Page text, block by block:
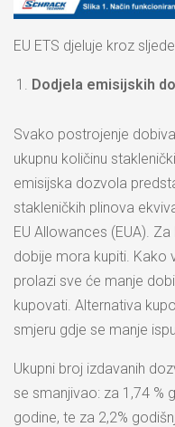
EU ETS djeluje kroz
Dodjela emisijskih
Svako postrojenje
ukupnu količinu
emisijska dozvola
stakleničkih plinova
EU Allowances (EUA).
dobije mora kupiti. Kako
prolazi sve će manje
kupovati. Alternativa
smjeru gdje se manje
Ukupni broj izdavanih
se smanjivao: za 1,74 %
godine, te za 2,2%